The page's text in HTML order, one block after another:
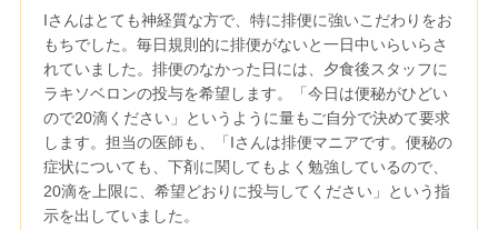
Iさんはとても神経質な方で、特に排便に強いこだわりをお
もちでした。毎日規則的に排便がないと一日中いらいらさ
れていました。排便のなかった日には、夕食後スタッフに
ラキソベロンの投与を希望します。「今日は便秘がひどい
ので20滴ください」というように量もご自分で決めて要求
します。担当の医師も、「Iさんは排便マニアです。便秘の
症状についても、下剤に関してもよく勉強しているので、
20滴を上限に、希望どおりに投与してください」という指
示を出していました。